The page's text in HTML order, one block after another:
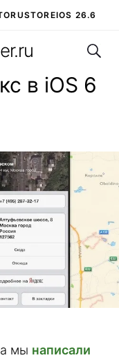
RUSTOREIOS 26.6
В ROBLOX
в iOS 6
мы написали